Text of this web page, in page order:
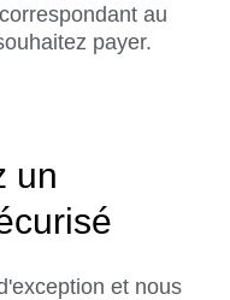
au
payer.
un
et nous